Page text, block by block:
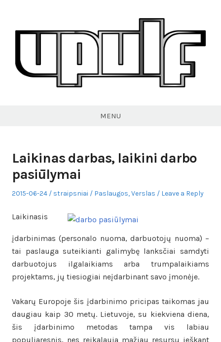
content
MENU
Laikinas darbas, laikini darbo
pasiūlymai
Posted
2015-06-24 Author
straipsniai
Posted
Paslaugos,Verslas Leave a Reply
Laikinasis
įdarbinimas (personalo nuoma, darbuotojų nuoma) –
tai paslauga suteikianti galimybę lanksčiai samdyti
darbuotojus ilgalaikiams arba trumpalaikiams
projektams, jų tiesiogiai neįdarbinant savo įmonėje.
Vakarų Europoje šis įdarbinimo pricipas taikomas jau
daugiau kaip 30 metų. Lietuvoje, su kiekviena diena,
šis įdarbinimo metodas tampa vis labiau
populiaresnis, nes reikalauja mažiau resursų ieškant